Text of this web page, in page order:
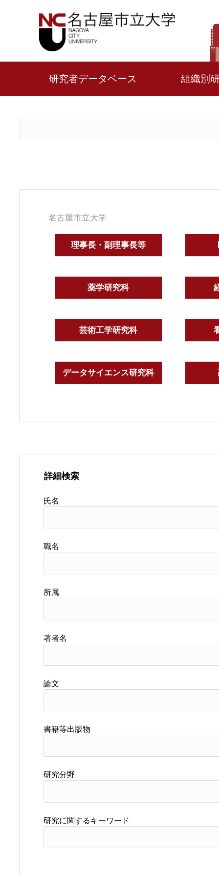
研究者データベース 組織別
名古屋市立大学
理事長・副理事長等
薬学研究科
芸術工学研究科
データサイエンス研究科
詳細検索
氏名
職名
所属
著者名
論文
書籍等出版物
研究分野
研究に関するキーワード